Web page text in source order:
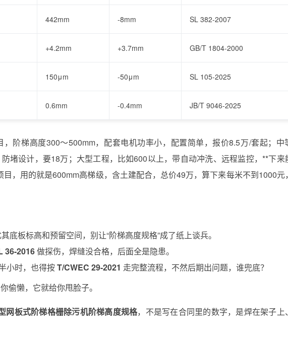
442mm -8mm SL 382-2007
+4.2mm +3.7mm GB/T 1804-2000
150μm -50μm SL 105-2025
0.6mm -0.4mm JB/T 9046-2025
阶梯高度300～500mm，配套电机功率小，配置简单，报价8.5万/套起；中
堵设计，要18万；大型工程，比如600以上，带自动冲洗、远程监控，**下来
，用的就是600mm高梯级，含土建配合，总价49万，算下来每米不到1000元
底板标高和预留空间，别让“阶梯高度规格”成了纸上谈兵。
36-2016做探伤，焊缝没合格，后面全是隐患。
小时，也得按T/CWEC 29-2021 走完整流程，不然后期出问题，谁兜底？
偷懒，它就给你甩脸子。
网板式阶梯格栅除污机阶梯高度规格，不是写在合同里的数字，是焊在架子上